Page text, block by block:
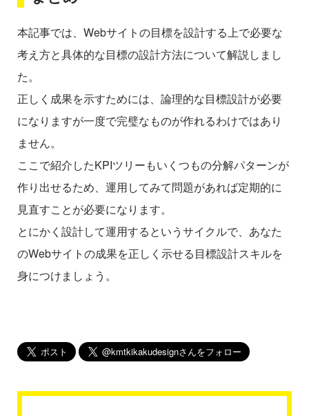
本記事では、Webサイトの目標を設計する上で必要な
考え方と具体的な目標の設計方法について解説しまし
た。
正しく成果を示すためには、論理的な目標設計が必要
になりますが一度で完璧なものが作れるわけではあり
ません。
ここで紹介したKPIツリーもいくつもの分解パターンが
作り出せるため、運用してみて問題があれば定期的に
見直すことが必要になります。
とにかく設計して運用するというサイクルで、あなた
のWebサイトの成果を正しく示せる目標設計スキルを
身につけましょう。